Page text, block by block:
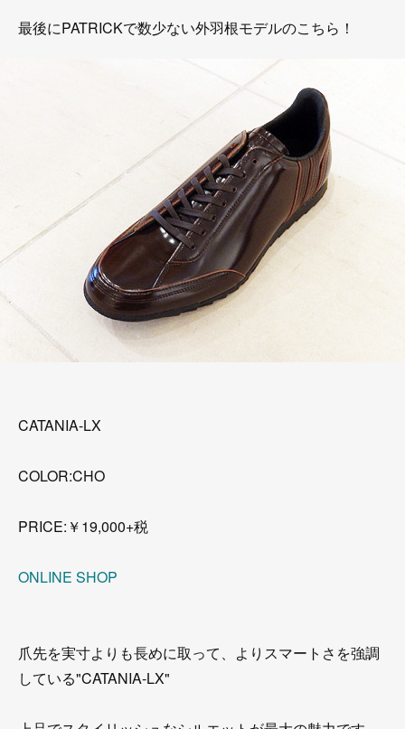
最後にPATRICKで数少ない外羽根モデルのこちら！
CATANIA-LX
COLOR:CHO
PRICE:￥19,000+税
ONLINE SHOP
爪先を実寸よりも長めに取って、よりスマートさを強調
している"CATANIA-LX"